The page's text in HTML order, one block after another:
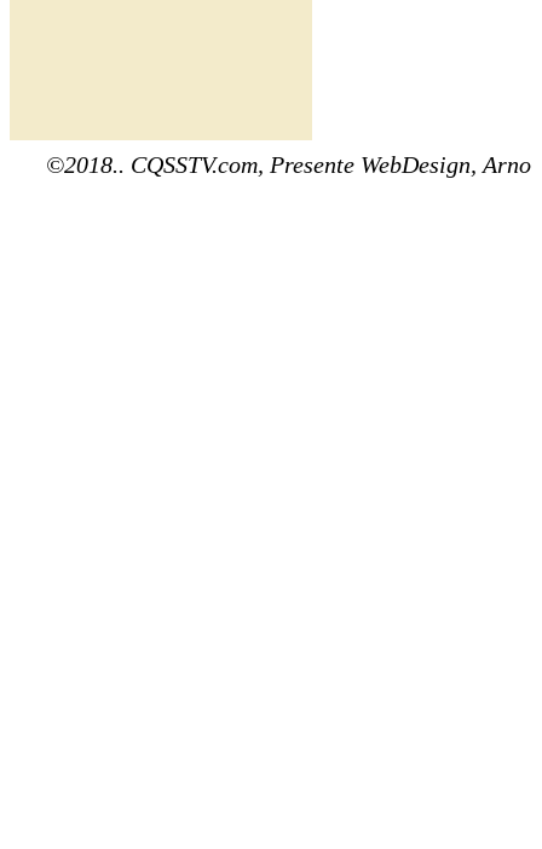
©2018.. CQSSTV.com, Presente WebDesign, Arno